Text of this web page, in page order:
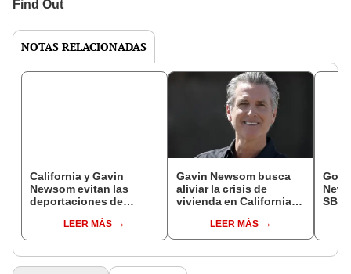
NOTAS RELACIONADAS
California y Gavin
Newsom evitan las
deportaciones de
santuario' que protegen
a inmigrantes de
LEER MÁS
Gavin Newsom busca
aliviar la crisis de
vivienda en California
LEER MÁS
SB